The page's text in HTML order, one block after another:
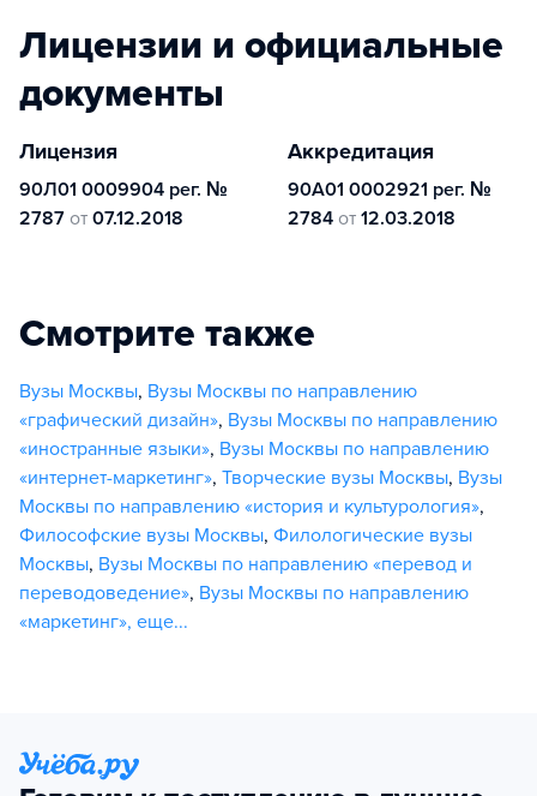
Лицензии и официальные
документы
Лицензия
90Л01 0009904 рег. №
2787 от 07.12.2018
Аккредитация
90А01 0002921 рег. №
2784 от 12.03.2018
Смотрите также
Вузы Москвы, Вузы Москвы по направлению
«графический дизайн», Вузы Москвы по направлению
«иностранные языки», Вузы Москвы по направлению
«интернет-маркетинг», Творческие вузы Москвы, Вузы
Москвы по направлению «история и культурология»,
Философские вузы Москвы, Филологические вузы
Москвы, Вузы Москвы по направлению «перевод и
переводоведение», Вузы Москвы по направлению
«маркетинг», еще...